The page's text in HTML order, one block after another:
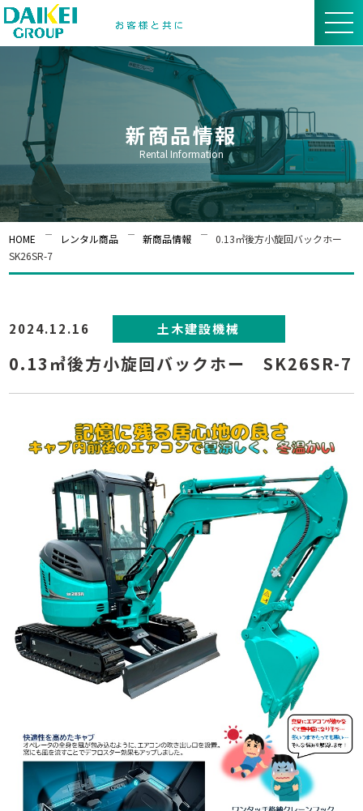
新商品情報
Rental Information
HOME レンタル商品 新商品情報
0.13㎥後方小旋回バックホー
SK26SR-7
2024.12.16 土木建設機械
0.13㎥後方小旋回バックホー SK26SR-7